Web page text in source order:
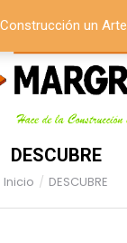
DESCUBRE
Inicio DESCUBRE
un Arte